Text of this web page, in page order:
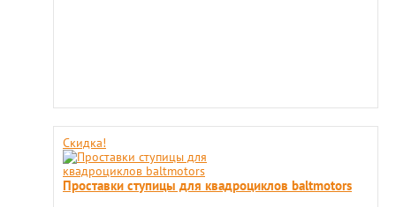
Скидка!
Проставки ступицы для квадроциклов baltmotors